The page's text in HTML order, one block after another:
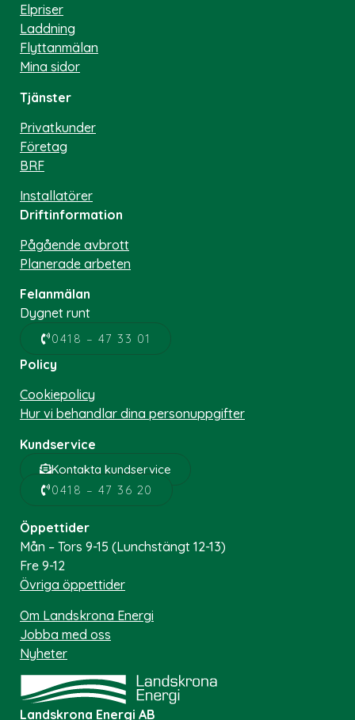
Elpriser
Laddning
Flyttanmälan
Mina sidor
Tjänster
Privatkunder
Företag
BRF
Installatörer
Driftinformation
Pågående avbrott
Planerade arbeten
Felanmälan
Dygnet runt
0418 – 47 33 01
Policy
Cookiepolicy
Hur vi behandlar dina personuppgifter
Kundservice
Kontakta kundservice
0418 – 47 36 20
Öppettider
Mån – Tors 9-15 (Lunchstängt 12-13)
Fre 9-12
Övriga öppettider
Om Landskrona Energi
Jobba med oss
Nyheter
Landskrona Energi AB